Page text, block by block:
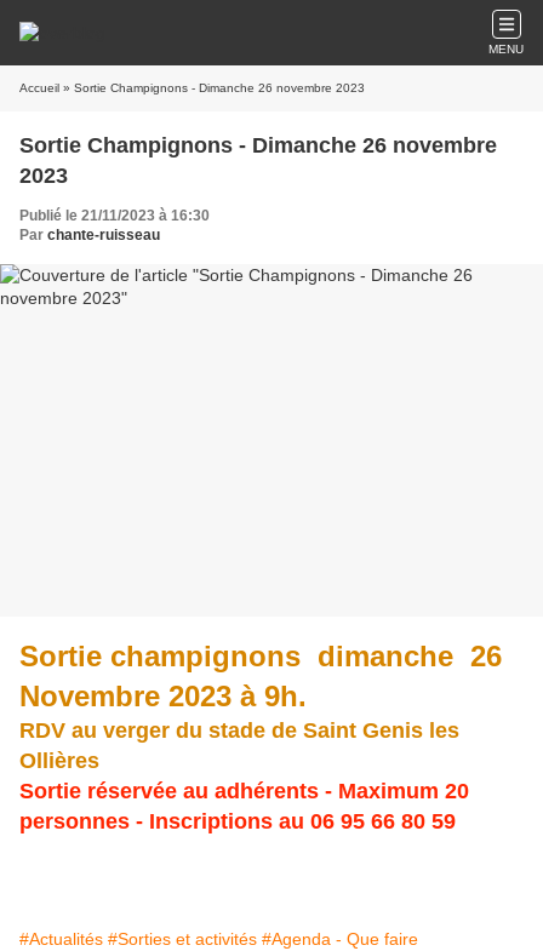
MENU
Accueil » Sortie Champignons - Dimanche 26 novembre 2023
Sortie Champignons - Dimanche 26 novembre
2023
Publié le 21/11/2023 à 16:30
Par chante-ruisseau
Sortie champignons dimanche 26
Novembre 2023 à 9h.
RDV au verger du stade de Saint Genis les
Ollières
Sortie réservée au adhérents - Maximum 20
personnes - Inscriptions au 06 95 66 80 59
#Actualités #Sorties et activités #Agenda - Que faire